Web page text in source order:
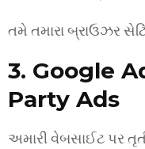
તમે તમારા બ્રાઉઝર
3. Google
Party Ads
અમારી વેબસાઈટ પર